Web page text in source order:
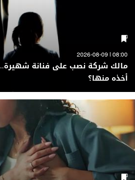
08:00 | 2026-08-09
مالك شركة نصب على فنانة
أخذه منها؟